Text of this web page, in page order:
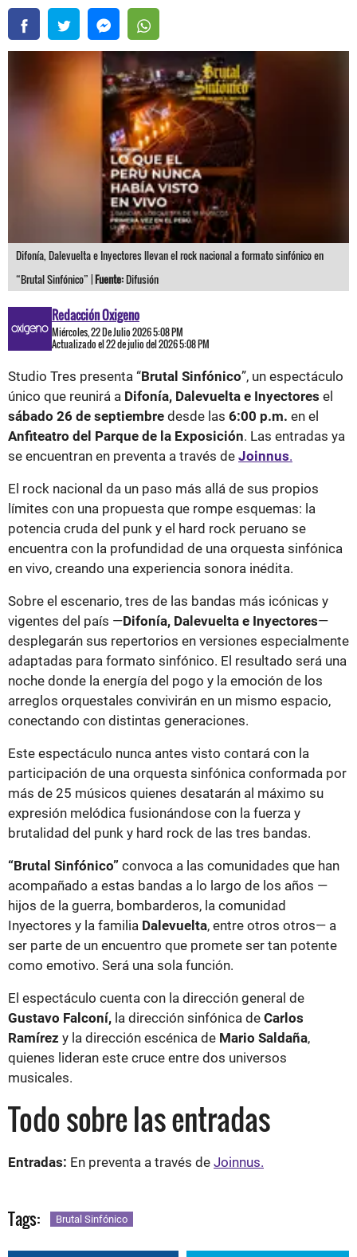
Difonía, Dalevuelta e Inyectores llevan el rock nacional a formato sinfónico en
“Brutal Sinfónico” |Fuente:Difusión
Redacción Oxigeno
Miércoles, 22 De Julio 2026 5:08 PM
Actualizado el 22 de julio del 2026 5:08 PM
Studio Tres presenta “Brutal Sinfónico”, un espectáculo
único que reunirá a Difonía, Dalevuelta e Inyectores el
sábado 26 de septiembre desde las 6:00 p.m. en el
Anfiteatro del Parque de la Exposición. Las entradas ya
se encuentran en preventa a través de Joinnus.
El rock nacional da un paso más allá de sus propios
límites con una propuesta que rompe esquemas: la
potencia cruda del punk y el hard rock peruano se
encuentra con la profundidad de una orquesta sinfónica
en vivo, creando una experiencia sonora inédita.
Sobre el escenario, tres de las bandas más icónicas y
vigentes del país —Difonía, Dalevuelta e Inyectores—
desplegarán sus repertorios en versiones especialmente
adaptadas para formato sinfónico. El resultado será una
noche donde la energía del pogo y la emoción de los
arreglos orquestales convivirán en un mismo espacio,
conectando con distintas generaciones.
Este espectáculo nunca antes visto contará con la
participación de una orquesta sinfónica conformada por
más de 25 músicos quienes desatarán al máximo su
expresión melódica fusionándose con la fuerza y
brutalidad del punk y hard rock de las tres bandas.
“Brutal Sinfónico” convoca a las comunidades que han
acompañado a estas bandas a lo largo de los años —
hijos de la guerra, bombarderos, la comunidad
Inyectores y la familia Dalevuelta, entre otros otros— a
ser parte de un encuentro que promete ser tan potente
como emotivo. Será una sola función.
El espectáculo cuenta con la dirección general de
Gustavo Falconí, la dirección sinfónica de Carlos
Ramírez y la dirección escénica de Mario Saldaña,
quienes lideran este cruce entre dos universos
musicales.
Todo sobre las entradas
Entradas: En preventa a través de Joinnus.
Tags: Brutal Sinfónico